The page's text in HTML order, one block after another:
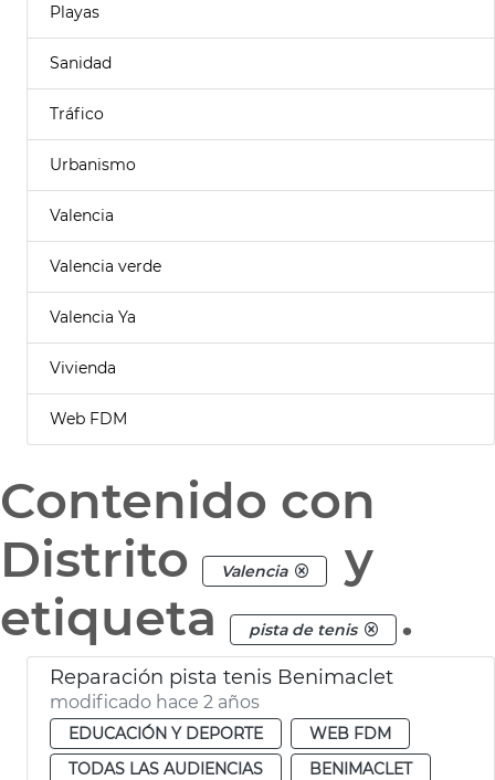
Playas
Sanidad
Tráfico
Urbanismo
Valencia
Valencia verde
Valencia Ya
Vivienda
Web FDM
Contenido con
Distrito
Valencia
y
etiqueta
pista de tenis .
Reparación pista tenis Benimaclet
modificado hace 2 años
EDUCACIÓN Y DEPORTE
WEB FDM
TODAS LAS AUDIENCIAS
BENIMACLET